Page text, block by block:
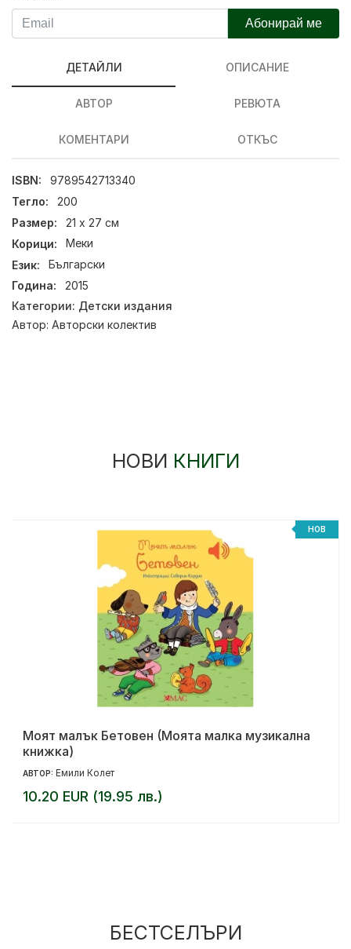
Абонирай ме
ДЕТАЙЛИ ОПИСАНИЕ
АВТОР РЕВЮТА
КОМЕНТАРИ ОТКЪС
ISBN:
9789542713340
Тегло:
200
Размер:
21 х 27 см
Корици:
Меки
Език:
Български
Година:
2015
Категории: Детски издания
Автор: Авторски колектив
НОВИ КНИГИ
НОВ
Моят малък Бетовен (Моята малка музикална
книжка)
АВТОР: Емили Колет
10.20 EUR (19.95 лв.)
БЕСТСЕЛЪРИ